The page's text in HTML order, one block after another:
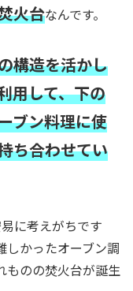
火台なんです。
構造を活かし
用して、下の
ブン料理に使
ち合わせてい
に考えがちです
しかったオーブン調
ものの焚火台が誕生